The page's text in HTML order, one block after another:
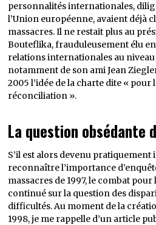
personnalités internationales,
l’Union européenne, avaient déjà
massacres. Il ne restait plus au
Bouteflika, frauduleusement élu en
relations internationales au niveau
notamment de son ami Jean
2005 l’idée de la charte dite « pour
réconciliation ».
La question obsédante
S’il est alors devenu pratiquement
reconnaître l’importance
massacres de 1997, le combat
continué sur la question des
difficultés. Au moment de la
1998, je me rappelle d’un article